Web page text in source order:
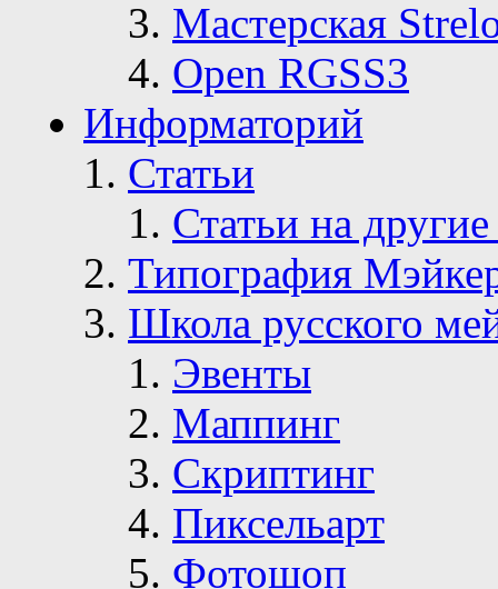
Мастерская
Open RGSS3
Информаторий
Статьи
Статьи на
Типография
Школа русского
Эвенты
Маппинг
Скриптинг
Пиксельарт
Фотошоп